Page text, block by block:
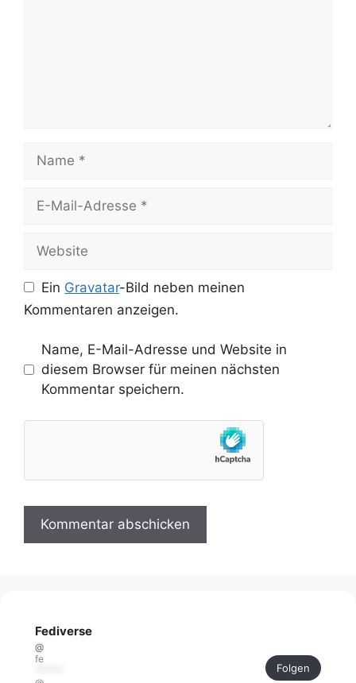
Mail-
Ein Gravatar-Bild neben meinen
Kommentaren anzeigen.
Name, E-Mail-Adresse und Website in
diesem Browser für meinen nächsten
Kommentar speichern.
Fediverse
@
fe
Folgen